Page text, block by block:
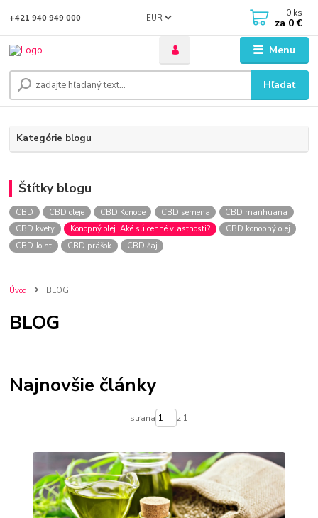
Menu
EUR
Hľadať
+421 940 949 000 0 ks
za 0 €
Kategórie blogu
Štítky blogu
CBD CBD oleje CBD Konope CBD semena
CBD marihuana
CBD kvety
Konopný olej. Aké sú cenné vlastnosti?
CBD konopný olej
CBD Joint
CBD prášok CBD čaj
Úvod BLOG
BLOG
Najnovšie články
strana z 1